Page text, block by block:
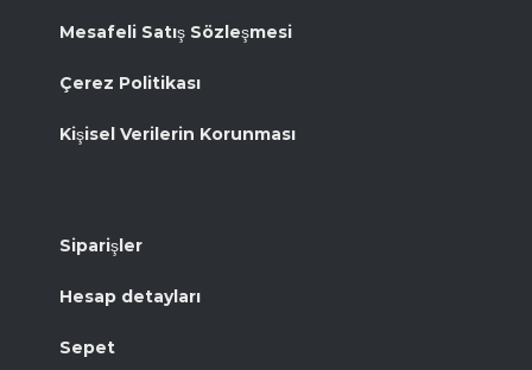
Mesafeli Satış Sözleşmesi
Çerez Politikası
Kişisel Verilerin Korunması
Siparişler
Hesap detayları
Sepet